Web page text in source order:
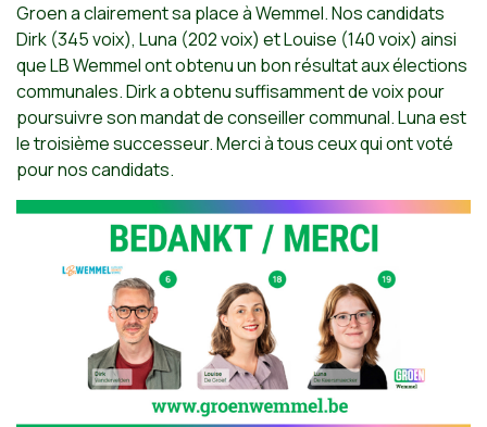
Groen a clairement sa place à Wemmel. Nos candidats
Dirk (345 voix), Luna (202 voix) et Louise (140 voix) ainsi
que LB Wemmel ont obtenu un bon résultat aux élections
communales. Dirk a obtenu suffisamment de voix pour
poursuivre son mandat de conseiller communal. Luna est
le troisième successeur. Merci à tous ceux qui ont voté
pour nos candidats.